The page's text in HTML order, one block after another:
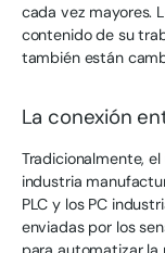
cada vez mayores.
contenido de su
también están
La conexión
Tradicionalmente,
industria
PLC y los PC
enviadas por los